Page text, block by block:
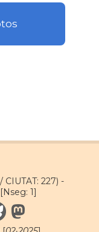
CIUTAT: 227) -
[Nseg: 1]